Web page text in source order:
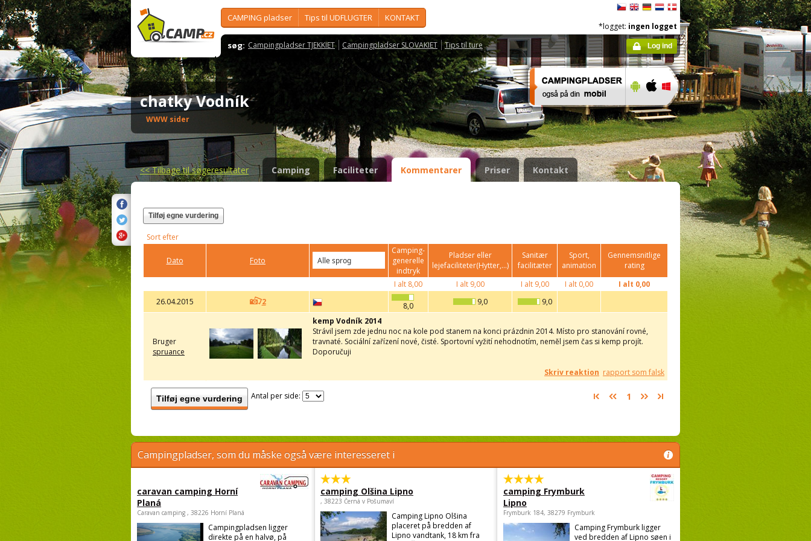
CAMPING pladser Tips til UDFLUGTER KONTAKT
søg: Campingpladser TJEKKIET Campingpladser SLOVAKIET Tips til ture
*logget: ingen logget
Log ind
chatky Vodník
WWW sider
<<Tilbage til søgeresultater Camping Faciliteter Kommentarer Priser Kontakt
Tilføj egne vurdering
Sort efter
Dato Foto
Camping-
generelle
indtryk
Pladser eller
lejefaciliteter(Hytter,...)
Sanitær
facilitæter
Sport,
animation
Gennemsnitlige
rating
I alt 8,00 I alt9,00 I alt9,00 I alt 0,00 I alt 0,00
26.04.2015
2 8,0 9,0 9,0
Bruger
spruance
kemp Vodník 2014
Strávil jsem zde jednu noc na kole pod stanem na konci prázdnin 2014. Místo pro stanování rovné,
travnaté. Sociální zařízení nové, čisté. Sportovní vyžití nehodnotím, neměl jsem čas si kemp projít.
Doporučuji
Skriv reaktion rapport som falsk
Tilføj egne vurdering Antal per side: 1
Campingpladser, som du måske også være interesseret i
caravan camping Horní
Planá
Caravan camping , 38226 Horní Planá
Campingpladsen ligger
direkte på en halvø, på
camping Olšina Lipno
, 38223 Černá v Pošumaví
Camping Lipno Olšina
placeret på bredden af
Lipno vandtank, 18 km fra
camping Frymburk
Lipno
Frymburk 184, 38279 Frymburk
Camping Frymburk ligger
ved bredden af Lipno søen i